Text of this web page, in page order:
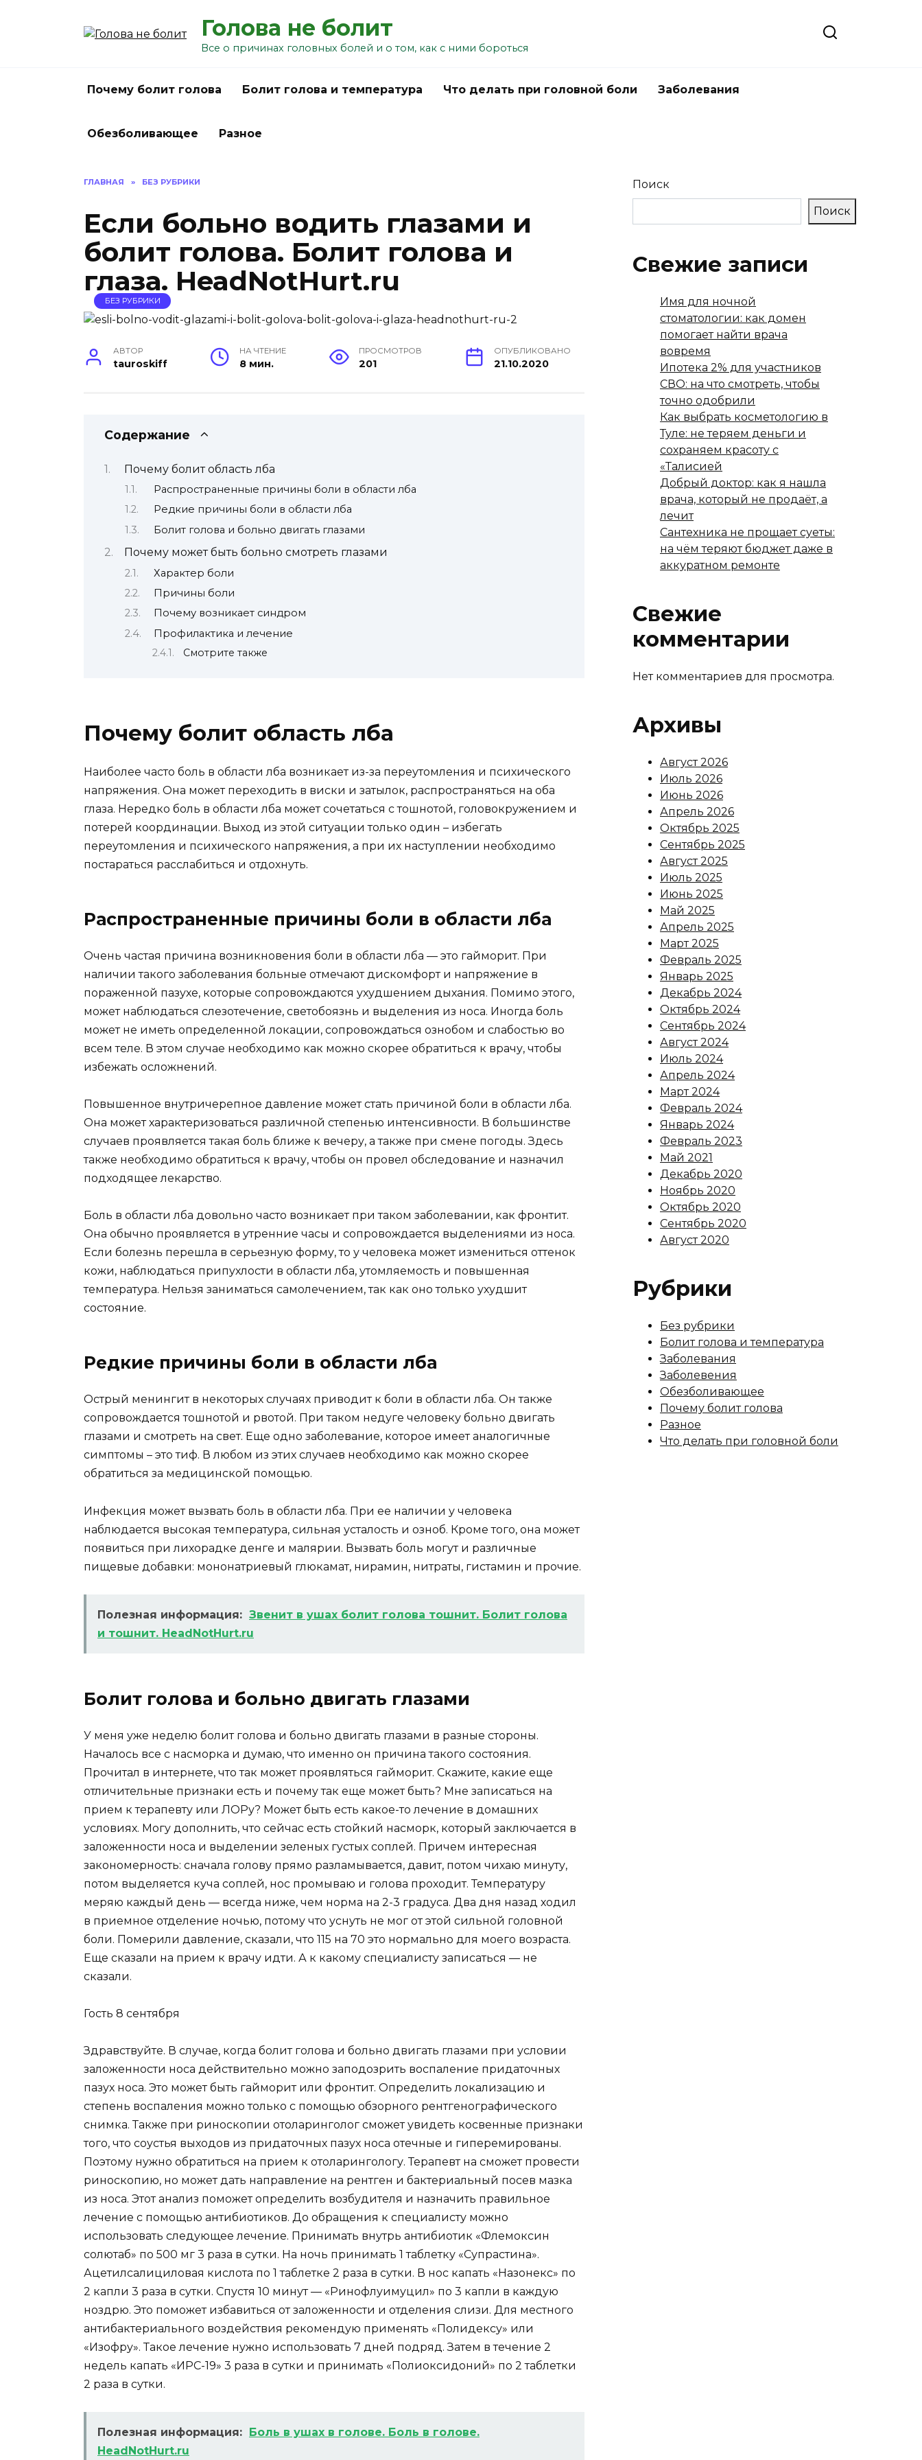
Голова не болит
Все о причинах головных болей и о том, как с ними бороться
Почему болит голова Болит голова и температура Что делать при головной боли Заболевания
Обезболивающее Разное
ГЛАВНАЯ » БЕЗ РУБРИКИ
Если больно водить глазами и
болит голова. Болит голова и
глаза. HeadNotHurt.ru
БЕЗ РУБРИКИ
АВТОР
tauroskiff
НА ЧТЕНИЕ
8 мин.
ПРОСМОТРОВ
201
ОПУБЛИКОВАНО
21.10.2020
Содержание
Почему болит область лба
Распространенные причины боли в области лба
Редкие причины боли в области лба
Болит голова и больно двигать глазами
Почему может быть больно смотреть глазами
Характер боли
Причины боли
Почему возникает синдром
Профилактика и лечение
Смотрите также
Почему болит область лба
Наиболее часто боль в области лба возникает из-за переутомления и психического
напряжения. Она может переходить в виски и затылок, распространяться на оба
глаза. Нередко боль в области лба может сочетаться с тошнотой, головокружением и
потерей координации. Выход из этой ситуации только один – избегать
переутомления и психического напряжения, а при их наступлении необходимо
постараться расслабиться и отдохнуть.
Распространенные причины боли в области лба
Очень частая причина возникновения боли в области лба — это гайморит. При
наличии такого заболевания больные отмечают дискомфорт и напряжение в
пораженной пазухе, которые сопровождаются ухудшением дыхания. Помимо этого,
может наблюдаться слезотечение, светобоязнь и выделения из носа. Иногда боль
может не иметь определенной локации, сопровождаться ознобом и слабостью во
всем теле. В этом случае необходимо как можно скорее обратиться к врачу, чтобы
избежать осложнений.
Повышенное внутричерепное давление может стать причиной боли в области лба.
Она может характеризоваться различной степенью интенсивности. В большинстве
случаев проявляется такая боль ближе к вечеру, а также при смене погоды. Здесь
также необходимо обратиться к врачу, чтобы он провел обследование и назначил
подходящее лекарство.
Боль в области лба довольно часто возникает при таком заболевании, как фронтит.
Она обычно проявляется в утренние часы и сопровождается выделениями из носа.
Если болезнь перешла в серьезную форму, то у человека может измениться оттенок
кожи, наблюдаться припухлости в области лба, утомляемость и повышенная
температура. Нельзя заниматься самолечением, так как оно только ухудшит
состояние.
Редкие причины боли в области лба
Острый менингит в некоторых случаях приводит к боли в области лба. Он также
сопровождается тошнотой и рвотой. При таком недуге человеку больно двигать
глазами и смотреть на свет. Еще одно заболевание, которое имеет аналогичные
симптомы – это тиф. В любом из этих случаев необходимо как можно скорее
обратиться за медицинской помощью.
Инфекция может вызвать боль в области лба. При ее наличии у человека
наблюдается высокая температура, сильная усталость и озноб. Кроме того, она может
появиться при лихорадке денге и малярии. Вызвать боль могут и различные
пищевые добавки: мононатриевый глюкамат, нирамин, нитраты, гистамин и прочие.
Полезная информация: Звенит в ушах болит голова тошнит. Болит голова
и тошнит. HeadNotHurt.ru
Болит голова и больно двигать глазами
У меня уже неделю болит голова и больно двигать глазами в разные стороны.
Началось все с насморка и думаю, что именно он причина такого состояния.
Прочитал в интернете, что так может проявляться гайморит. Скажите, какие еще
отличительные признаки есть и почему так еще может быть? Мне записаться на
прием к терапевту или ЛОРу? Может быть есть какое-то лечение в домашних
условиях. Могу дополнить, что сейчас есть стойкий насморк, который заключается в
заложенности носа и выделении зеленых густых соплей. Причем интересная
закономерность: сначала голову прямо разламывается, давит, потом чихаю минуту,
потом выделяется куча соплей, нос промываю и голова проходит. Температуру
меряю каждый день — всегда ниже, чем норма на 2-3 градуса. Два дня назад ходил
в приемное отделение ночью, потому что уснуть не мог от этой сильной головной
боли. Померили давление, сказали, что 115 на 70 это нормально для моего возраста.
Еще сказали на прием к врачу идти. А к какому специалисту записаться — не
сказали.
Гость 8 сентября
Здравствуйте. В случае, когда болит голова и больно двигать глазами при условии
заложенности носа действительно можно заподозрить воспаление придаточных
пазух носа. Это может быть гайморит или фронтит. Определить локализацию и
степень воспаления можно только с помощью обзорного рентгенографического
снимка. Также при риноскопии отоларинголог сможет увидеть косвенные признаки
того, что соустья выходов из придаточных пазух носа отечные и гиперемированы.
Поэтому нужно обратиться на прием к отоларингологу. Терапевт на сможет провести
риноскопию, но может дать направление на рентген и бактериальный посев мазка
из носа. Этот анализ поможет определить возбудителя и назначить правильное
лечение с помощью антибиотиков. До обращения к специалисту можно
использовать следующее лечение. Принимать внутрь антибиотик «Флемоксин
солютаб» по 500 мг 3 раза в сутки. На ночь принимать 1 таблетку «Супрастина».
Ацетилсалициловая кислота по 1 таблетке 2 раза в сутки. В нос капать «Назонекс» по
2 капли 3 раза в сутки. Спустя 10 минут — «Ринофлуимуцил» по 3 капли в каждую
ноздрю. Это поможет избавиться от заложенности и отделения слизи. Для местного
антибактериального воздействия рекомендую применять «Полидексу» или
«Изофру». Такое лечение нужно использовать 7 дней подряд. Затем в течение 2
недель капать «ИРС-19» 3 раза в сутки и принимать «Полиоксидоний» по 2 таблетки
2 раза в сутки.
Полезная информация:
Боль в ушах в голове. Боль в голове.
HeadNotHurt.ru
Поиск
Поиск
Свежие записи
Имя для ночной
стоматологии: как домен
помогает найти врача
вовремя
Ипотека 2% для участников
СВО: на что смотреть, чтобы
точно одобрили
Как выбрать косметологию в
Туле: не теряем деньги и
сохраняем красоту с
«Талисией
Добрый доктор: как я нашла
врача, который не продаёт, а
лечит
Сантехника не прощает суеты:
на чём теряют бюджет даже в
аккуратном ремонте
Свежие
комментарии
Нет комментариев для просмотра.
Архивы
Август 2026
Июль 2026
Июнь 2026
Апрель 2026
Октябрь 2025
Сентябрь 2025
Август 2025
Июль 2025
Июнь 2025
Май 2025
Апрель 2025
Март 2025
Февраль 2025
Январь 2025
Декабрь 2024
Октябрь 2024
Сентябрь 2024
Август 2024
Июль 2024
Апрель 2024
Март 2024
Февраль 2024
Январь 2024
Февраль 2023
Май 2021
Декабрь 2020
Ноябрь 2020
Октябрь 2020
Сентябрь 2020
Август 2020
Рубрики
Без рубрики
Болит голова и температура
Заболевания
Заболевения
Обезболивающее
Почему болит голова
Разное
Что делать при головной боли